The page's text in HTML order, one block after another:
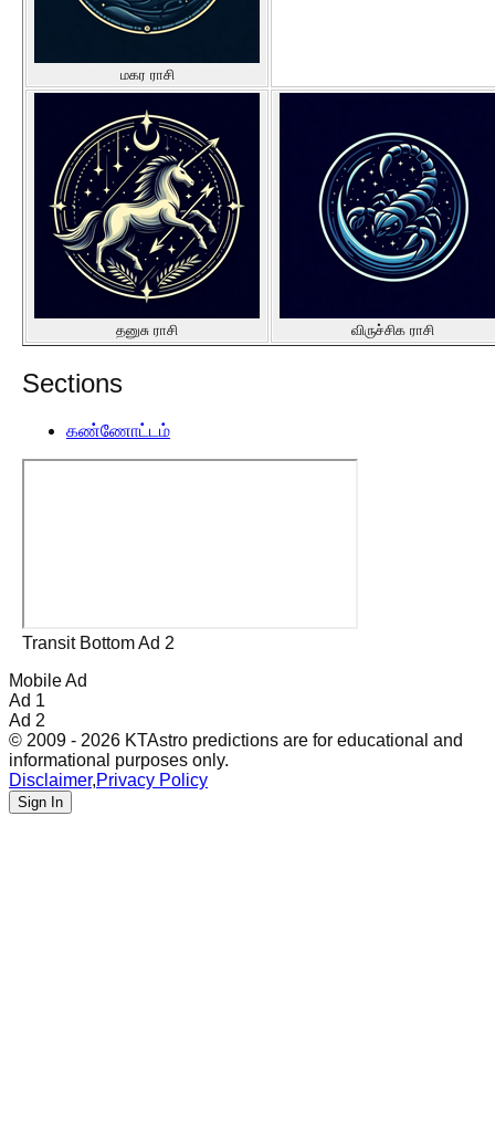
மகர ராசி
தனுசு ராசி விருச்சிக ராசி
Sections
கண்ணோட்டம்
Transit Bottom Ad 2
Mobile Ad
Ad 1
Ad 2
© 2009 - 2026 KTAstro predictions are for educational and
informational purposes only.
Disclaimer,Privacy Policy
Sign In